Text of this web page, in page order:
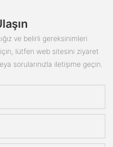
ve belirli gereksinimleri
lütfen web sitesini ziyaret
sorularınızla iletişime geçin.